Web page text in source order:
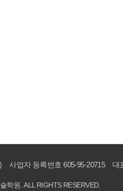
사업자 등록번호 605-95-20715 대
학원. ALL RIGHTS RESERVED.